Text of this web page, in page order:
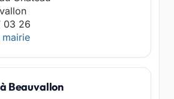
03 26
Beauvallon